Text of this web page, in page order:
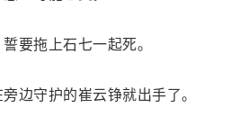
要拖上石七一起死。
边守护的崔云铮就出手了。